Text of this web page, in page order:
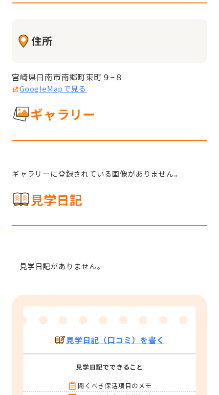
住所
宮崎県日南市南郷町東町９−８
GoogleMapで見る
ギャラリー
ギャラリーに登録されている画像がありません。
見学日記
見学日記がありません。
見学日記（口コミ）を書く
見学日記でできること
聞くべき保活項目のメモ